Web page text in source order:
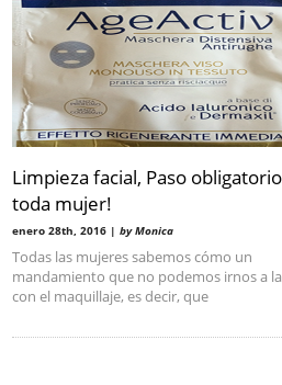
Limpieza facial, Paso
toda mujer!
enero 28th, 2016 | by Monica
Todas las mujeres sabemos cómo un
mandamiento que no podemos irnos a
con el maquillaje, es decir, que